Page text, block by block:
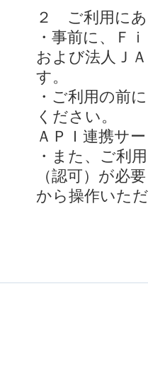
２ ご利用に
・事前に、Ｆ
および法人Ｊ
す。
・ご利用の前
ください。
ＡＰＩ連携サ
・また、ご利
（認可）が必
から操作いた